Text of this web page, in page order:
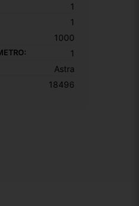
1
1
1000
1
Astra
18496